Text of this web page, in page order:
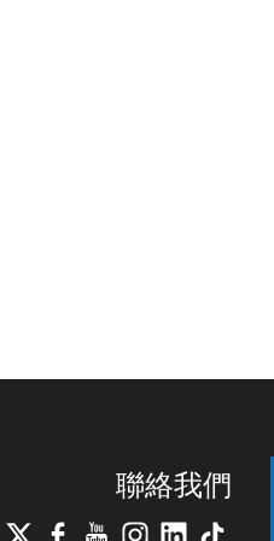
聯絡我們